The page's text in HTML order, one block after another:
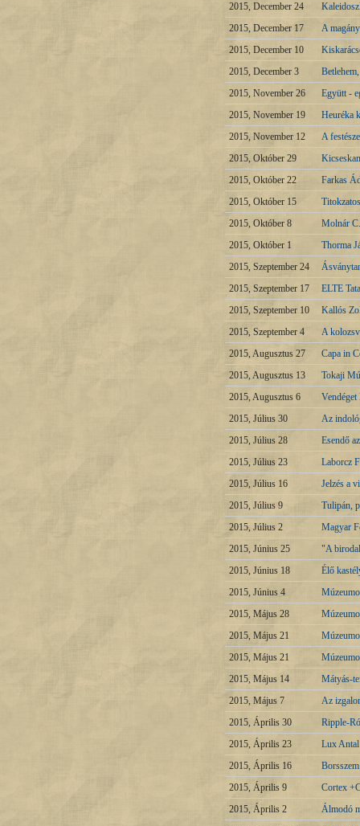
2015, December 24
2015, December 17
A
2015, December 10
2015, December 3
2015, November 26
Együtt -
2015, November 19
Heuréka
2015, November 12
A
2015, Október 29
2015, Október 22
Farkas
2015, Október 15
2015, Október 8
Molnár
2015, Október 1
Thorma
2015, Szeptember 24
2015, Szeptember 17
ELTE
2015, Szeptember 10
Kallós
2015, Szeptember 4
A
2015, Augusztus 27
Capa in
2015, Augusztus 13
Tokaji
2015, Augusztus 6
2015, Július 30
Az
2015, Július 28
Esendő
2015, Július 23
Laborcz
2015, Július 16
Jelzés a
2015, Július 9
Tulipán,
2015, Július 2
Magyar
2015, Június 25
"A
2015, Június 18
Élő
2015, Június 4
2015, Május 28
2015, Május 21
2015, Május 21
2015, Május 14
Mátyás-
2015, Május 7
Az
2015, Április 30
Ripple-
2015, Április 23
Lux
2015, Április 16
2015, Április 9
Cortex
2015, Április 2
Álmodó